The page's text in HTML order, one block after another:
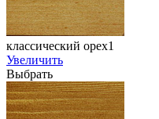
классический орех1
Увеличить
Выбрать